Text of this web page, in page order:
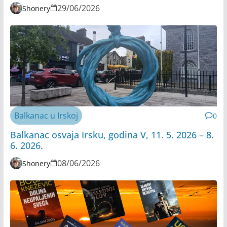
Shonery 29/06/2026
Balkanac u Irskoj 0
Balkanac osvaja Irsku, godina V, 11. 5. 2026 – 8.
6. 2026.
Shonery 08/06/2026